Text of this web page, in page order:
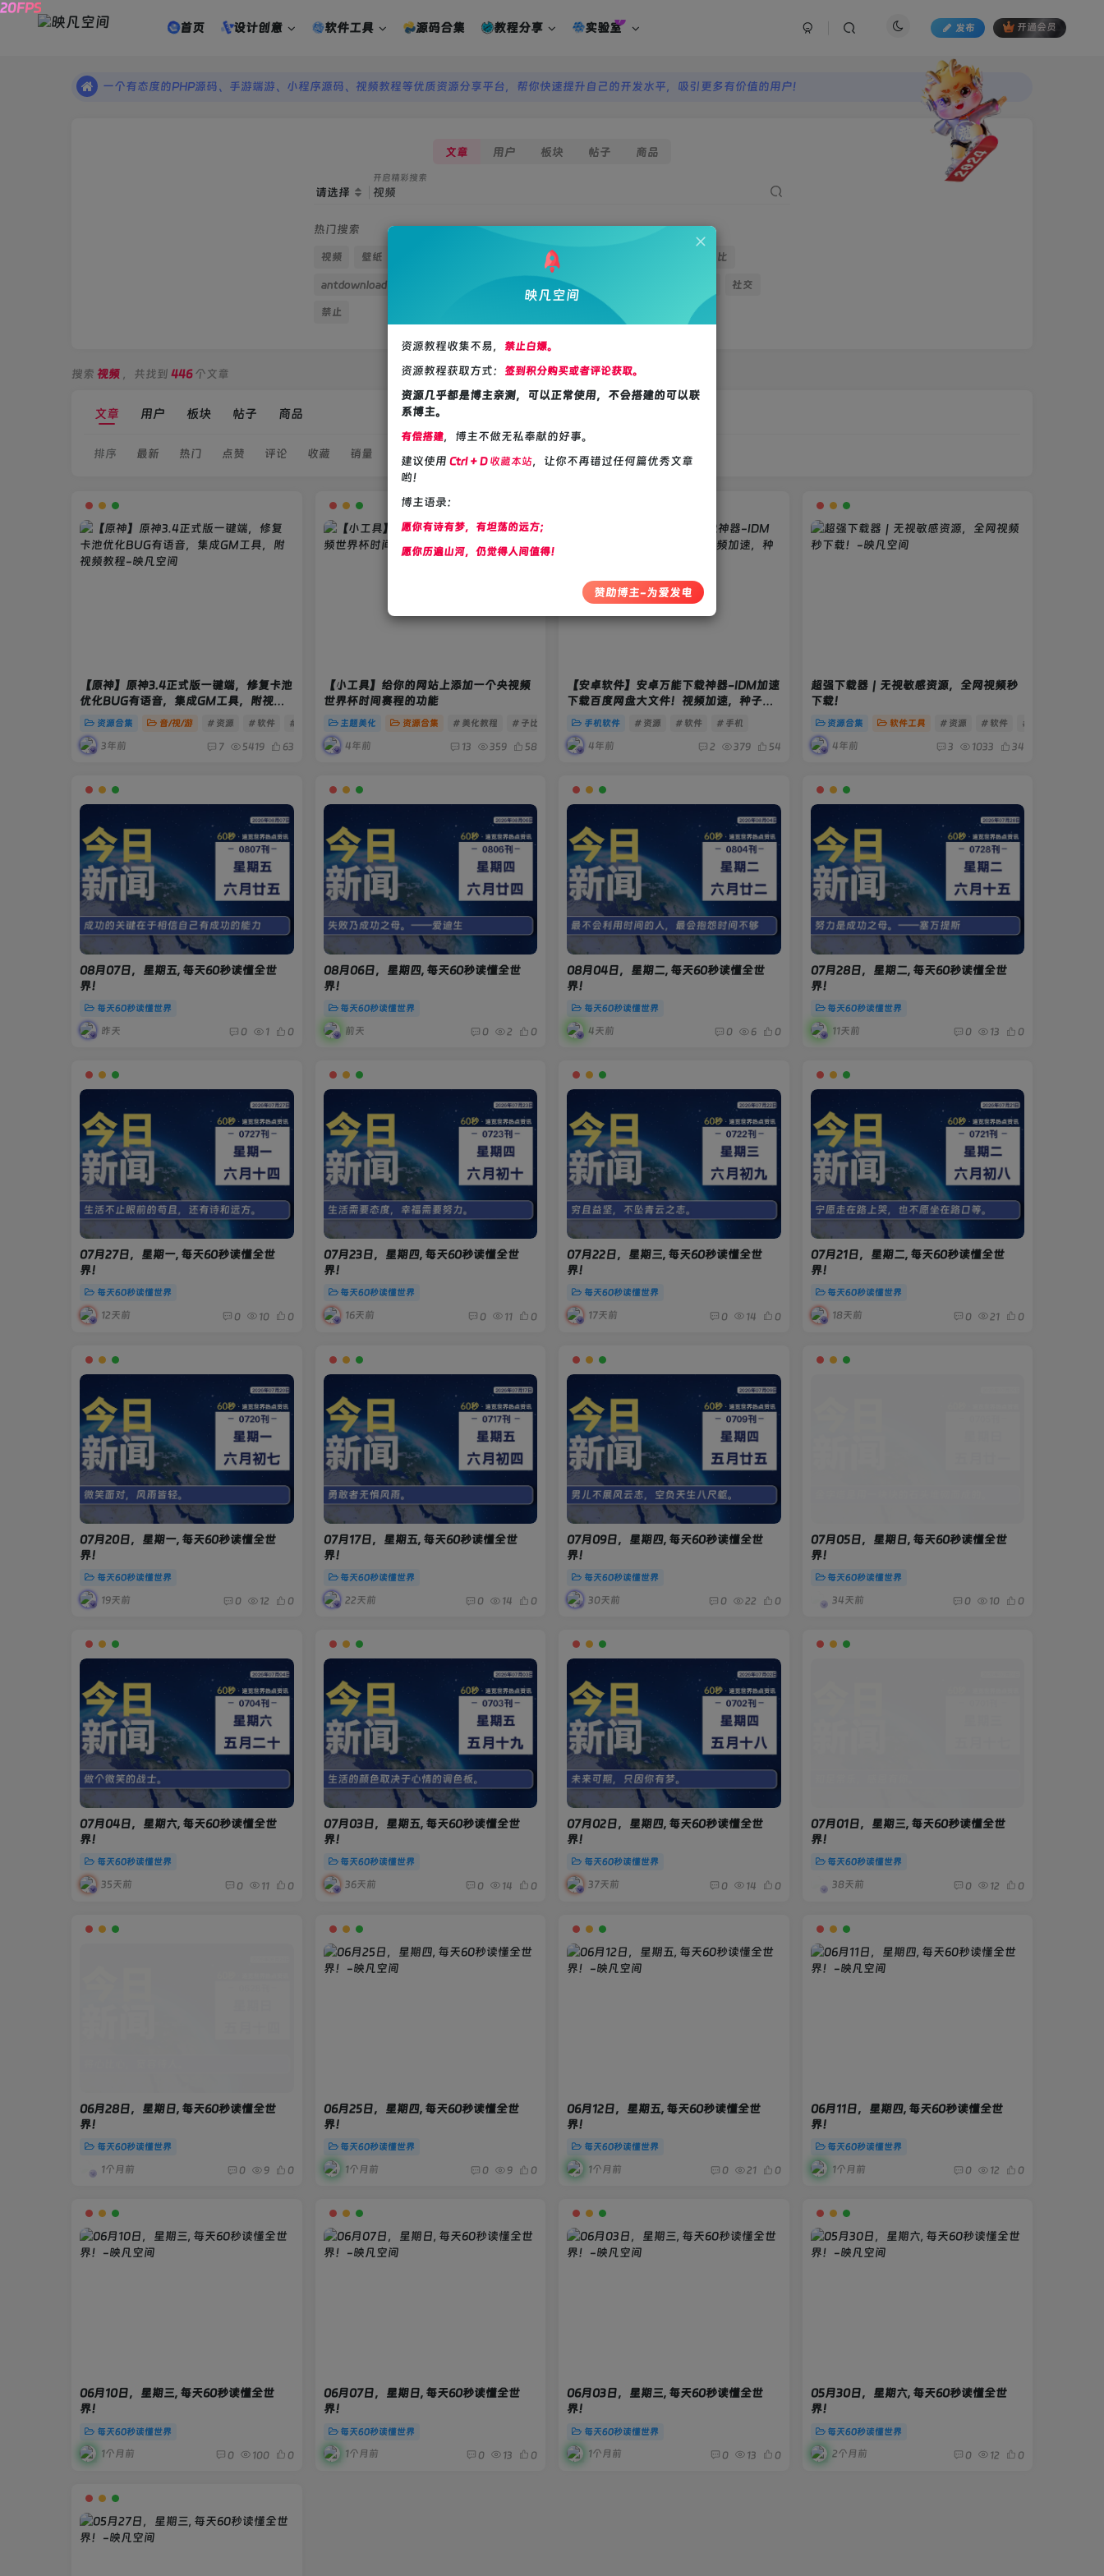
首页 设计创意 软件工具 源码合集 教程分享 实验室 发布 开通会员
一个有态度的PHP源码、手游端游、小程序源码、视频教程等优质资源分享平台，帮你快速提升自己的开发水平，吸引更多有价值的用户!
一个有态度的PHP源码、手游端游、小程序源码、视频教程等优质资源分享平台，帮你快速提升自己的开发水平，吸引更多有价值的用户!
文章 用户 板块 帖子 商品
请选择
开启精彩搜索
热门搜索
视频 壁纸 麻匪 子比
antdownload 动态图标 社交
禁止
搜索 视频 ，共找到 446个文章
文章 用户 板块 帖子 商品
排序 最新 热门 点赞 评论 收藏 销量
【原神】原神3.4正式版一键端，修复卡池
优化BUG有语音，集成GM工具，附视频
教程
资源合集 音/视/游 # 资源 # 软件 # 游戏
3年前 7 5419 63
【小工具】给你的网站上添加一个央视频
世界杯时间赛程的功能
主题美化 资源合集 # 美化教程 # 子比主题 # wordpress
4年前 13 359 58
【安卓软件】安卓万能下载神器-IDM加速
下载百度网盘大文件！视频加速，种子下
载磁力下载！
手机软件 # 资源 # 软件 # 手机
4年前 2 379 54
超强下载器｜无视敏感资源，全网视频秒
下载！
资源合集 软件工具 # 资源 # 软件 # 软件资源
4年前 3 1033 34
08月07日，星期五, 每天60秒读懂全世
界！
每天60秒读懂世界
昨天 0 1 0
08月06日，星期四, 每天60秒读懂全世
界！
每天60秒读懂世界
前天 0 2 0
08月04日，星期二, 每天60秒读懂全世
界！
每天60秒读懂世界
4天前 0 6 0
07月28日，星期二, 每天60秒读懂全世
界！
每天60秒读懂世界
11天前 0 13 0
07月27日，星期一, 每天60秒读懂全世
界！
每天60秒读懂世界
12天前 0 10 0
07月23日，星期四, 每天60秒读懂全世
界！
每天60秒读懂世界
16天前 0 11 0
07月22日，星期三, 每天60秒读懂全世
界！
每天60秒读懂世界
17天前 0 14 0
07月21日，星期二, 每天60秒读懂全世
界！
每天60秒读懂世界
18天前 0 21 0
07月20日，星期一, 每天60秒读懂全世
界！
每天60秒读懂世界
19天前 0 12 0
07月17日，星期五, 每天60秒读懂全世
界！
每天60秒读懂世界
22天前 0 14 0
07月09日，星期四, 每天60秒读懂全世
界！
每天60秒读懂世界
30天前 0 22 0
07月05日，星期日, 每天60秒读懂全世
界！
每天60秒读懂世界
34天前 0 10 0
07月04日，星期六, 每天60秒读懂全世
界！
每天60秒读懂世界
35天前 0 11 0
07月03日，星期五, 每天60秒读懂全世
界！
每天60秒读懂世界
36天前 0 14 0
07月02日，星期四, 每天60秒读懂全世
界！
每天60秒读懂世界
37天前 0 14 0
07月01日，星期三, 每天60秒读懂全世
界！
每天60秒读懂世界
38天前 0 12 0
06月28日，星期日, 每天60秒读懂全世
界！
每天60秒读懂世界
1个月前 0 9 0
06月25日，星期四, 每天60秒读懂全世
界！
每天60秒读懂世界
1个月前 0 9 0
06月12日，星期五, 每天60秒读懂全世
界！
每天60秒读懂世界
1个月前 0 21 0
06月11日，星期四, 每天60秒读懂全世
界！
每天60秒读懂世界
1个月前 0 12 0
06月10日，星期三, 每天60秒读懂全世
界！
每天60秒读懂世界
1个月前 0 100 0
06月07日，星期日, 每天60秒读懂全世
界！
每天60秒读懂世界
1个月前 0 13 0
06月03日，星期三, 每天60秒读懂全世
界！
每天60秒读懂世界
1个月前 0 13 0
05月30日，星期六, 每天60秒读懂全世
界！
每天60秒读懂世界
2个月前 0 12 0
映凡空间
资源教程收集不易， 禁止白嫖。
资源教程获取方式： 签到积分购买或者评论获取。
资源几乎都是博主亲测，可以正常使用，不会搭建的可以联
系博主。
有偿搭建，博主不做无私奉献的好事。
建议使用 Ctrl + D收藏本站，让你不再错过任何篇优秀文章
哟！
博主语录：
愿你有诗有梦，有坦荡的远方；
愿你历遍山河，仍觉得人间值得！
赞助博主-为爱发电